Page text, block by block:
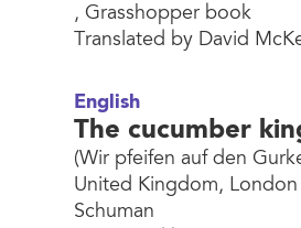
, Grasshopper book
Translated by David
English
The cucumber
(Wir pfeifen auf den
United Kingdom,
Schuman